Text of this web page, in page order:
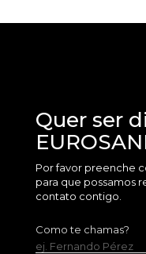
Quer ser
Por favor preenche
para que possamos
contato contigo.
Como te chamas?
ej. Fernando Pérez